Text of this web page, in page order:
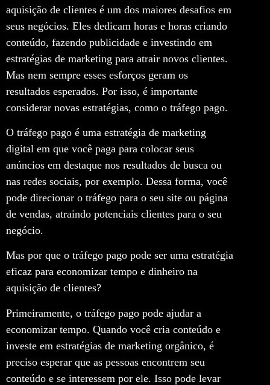
aquisição de clientes é um dos maiores desafios em
seus negócios. Eles dedicam horas e horas criando
conteúdo, fazendo publicidade e investindo em
estratégias de marketing para atrair novos clientes.
Mas nem sempre esses esforços geram os
resultados esperados. Por isso, é importante
considerar novas estratégias, como o tráfego pago.
O tráfego pago é uma estratégia de marketing
digital em que você paga para colocar seus
anúncios em destaque nos resultados de busca ou
nas redes sociais, por exemplo. Dessa forma, você
pode direcionar o tráfego para o seu site ou página
de vendas, atraindo potenciais clientes para o seu
negócio.
Mas por que o tráfego pago pode ser uma estratégia
eficaz para economizar tempo e dinheiro na
aquisição de clientes?
Primeiramente, o tráfego pago pode ajudar a
economizar tempo. Quando você cria conteúdo e
investe em estratégias de marketing orgânico, é
preciso esperar que as pessoas encontrem seu
conteúdo e se interessem por ele. Isso pode levar